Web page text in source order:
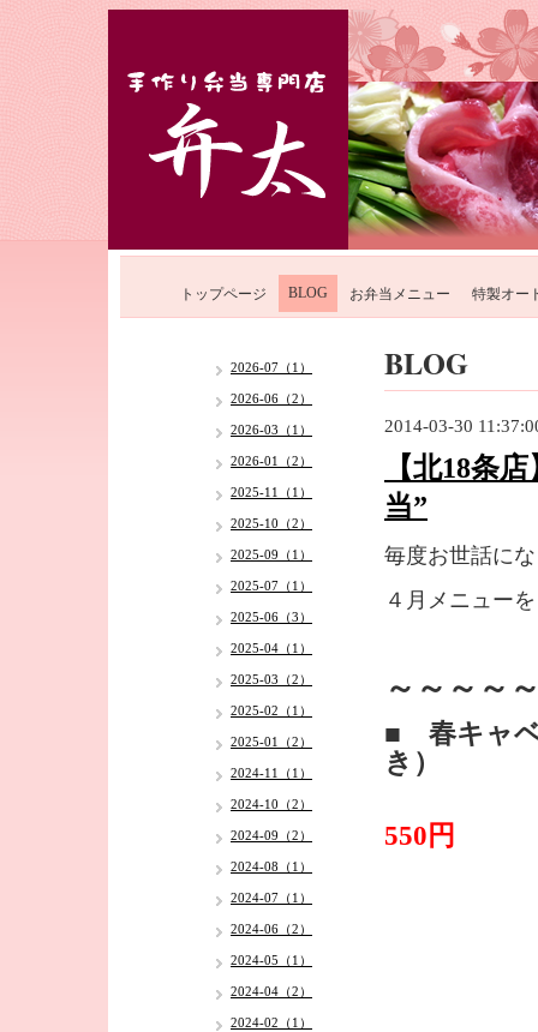
トップページ BLOG お弁当メニュー 特製オー
BLOG
2014-03-30
【北18条
当”
毎度お世話に
４月メニュー
～～～～
■ 春キャベ
き）
550円
2026-07（1）
2026-06（2）
2026-03（1）
2026-01（2）
2025-11（1）
2025-10（2）
2025-09（1）
2025-07（1）
2025-06（3）
2025-04（1）
2025-03（2）
2025-02（1）
2025-01（2）
2024-11（1）
2024-10（2）
2024-09（2）
2024-08（1）
2024-07（1）
2024-06（2）
2024-05（1）
2024-04（2）
2024-02（1）